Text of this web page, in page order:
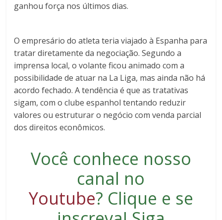
ganhou força nos últimos dias.
O empresário do atleta teria viajado à Espanha para
tratar diretamente da negociação. Segundo a
imprensa local, o volante ficou animado com a
possibilidade de atuar na La Liga, mas ainda não há
acordo fechado. A tendência é que as tratativas
sigam, com o clube espanhol tentando reduzir
valores ou estruturar o negócio com venda parcial
dos direitos econômicos.
Você conhece nosso
canal no
Youtube? Clique e se